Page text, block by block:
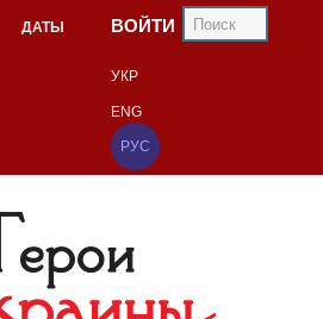
ДАТЫ ВОЙТИ
УКР
ENG
РУС